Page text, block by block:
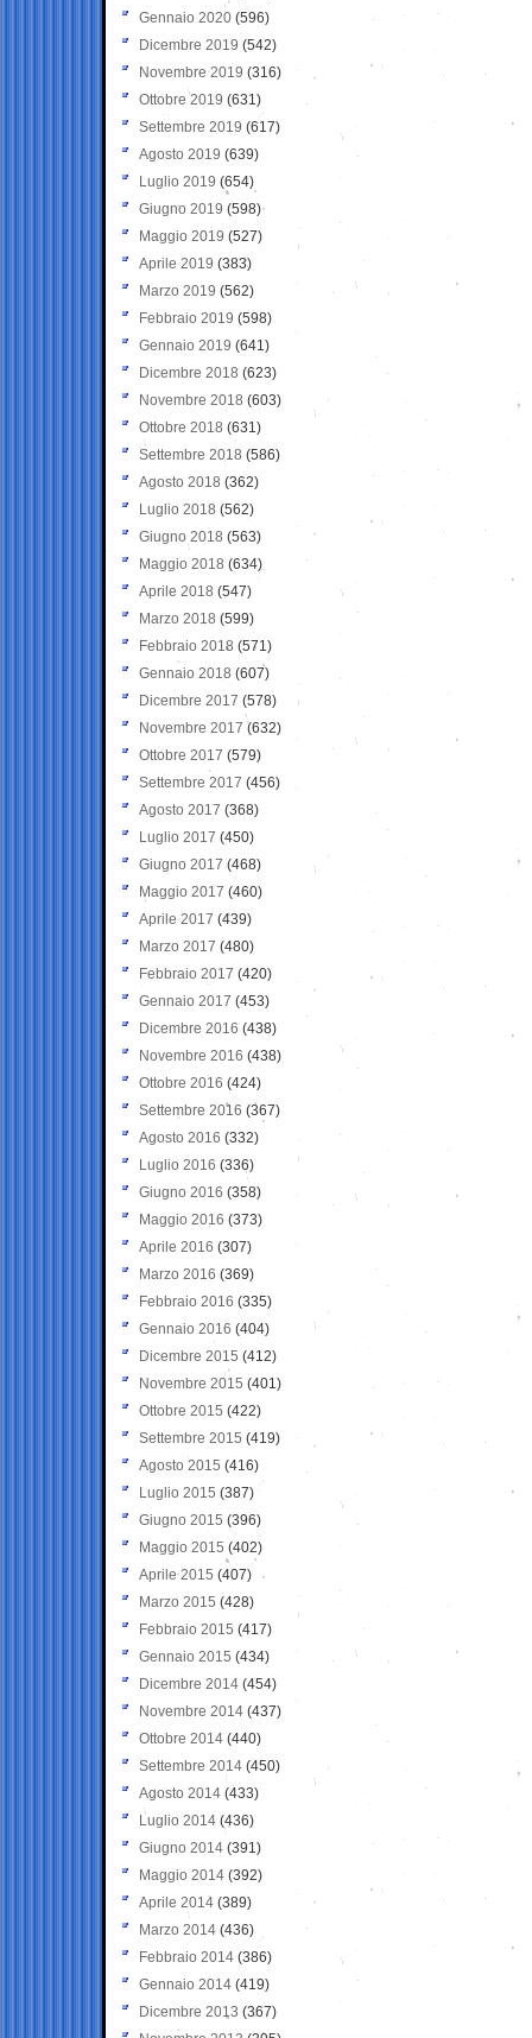
Gennaio 2020 (596)
Dicembre 2019 (542)
Novembre 2019 (316)
Ottobre 2019 (631)
Settembre 2019 (617)
Agosto 2019 (639)
Luglio 2019 (654)
Giugno 2019 (598)
Maggio 2019 (527)
Aprile 2019 (383)
Marzo 2019 (562)
Febbraio 2019 (598)
Gennaio 2019 (641)
Dicembre 2018 (623)
Novembre 2018 (603)
Ottobre 2018 (631)
Settembre 2018 (586)
Agosto 2018 (362)
Luglio 2018 (562)
Giugno 2018 (563)
Maggio 2018 (634)
Aprile 2018 (547)
Marzo 2018 (599)
Febbraio 2018 (571)
Gennaio 2018 (607)
Dicembre 2017 (578)
Novembre 2017 (632)
Ottobre 2017 (579)
Settembre 2017 (456)
Agosto 2017 (368)
Luglio 2017 (450)
Giugno 2017 (468)
Maggio 2017 (460)
Aprile 2017 (439)
Marzo 2017 (480)
Febbraio 2017 (420)
Gennaio 2017 (453)
Dicembre 2016 (438)
Novembre 2016 (438)
Ottobre 2016 (424)
Settembre 2016 (367)
Agosto 2016 (332)
Luglio 2016 (336)
Giugno 2016 (358)
Maggio 2016 (373)
Aprile 2016 (307)
Marzo 2016 (369)
Febbraio 2016 (335)
Gennaio 2016 (404)
Dicembre 2015 (412)
Novembre 2015 (401)
Ottobre 2015 (422)
Settembre 2015 (419)
Agosto 2015 (416)
Luglio 2015 (387)
Giugno 2015 (396)
Maggio 2015 (402)
Aprile 2015 (407)
Marzo 2015 (428)
Febbraio 2015 (417)
Gennaio 2015 (434)
Dicembre 2014 (454)
Novembre 2014 (437)
Ottobre 2014 (440)
Settembre 2014 (450)
Agosto 2014 (433)
Luglio 2014 (436)
Giugno 2014 (391)
Maggio 2014 (392)
Aprile 2014 (389)
Marzo 2014 (436)
Febbraio 2014 (386)
Gennaio 2014 (419)
Dicembre 2013 (367)